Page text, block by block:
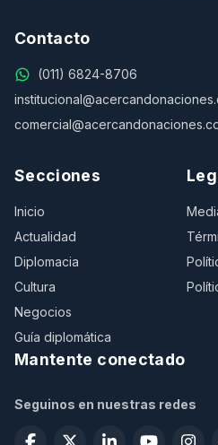
Contacto
(011) 6824-8706
Secciones
Inicio
Actualidad
Diplomacia
Cultura
Negocios
Guía diplomática
Mantente conectado
Seguinos en nuestras redes